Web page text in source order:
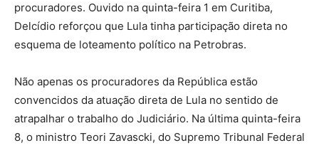
procuradores. Ouvido na quinta-feira 1 em Curitiba,
Delcídio reforçou que Lula tinha participação direta no
esquema de loteamento político na Petrobras.
Não apenas os procuradores da República estão
convencidos da atuação direta de Lula no sentido de
atrapalhar o trabalho do Judiciário. Na última quinta-feira
8, o ministro Teori Zavascki, do Supremo Tribunal Federal